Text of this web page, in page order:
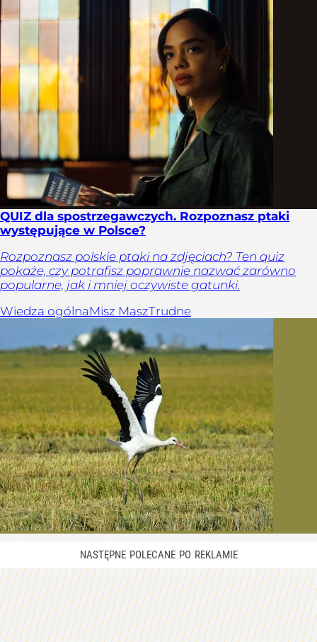
QUIZ dla spostrzegawczych. Rozpoznasz ptaki
występujące w Polsce?
Rozpoznasz polskie ptaki na zdjęciach? Ten quiz
pokaże, czy potrafisz poprawnie nazwać zarówno
popularne, jak i mniej oczywiste gatunki.
Wiedza ogólnaMisz MaszTrudne